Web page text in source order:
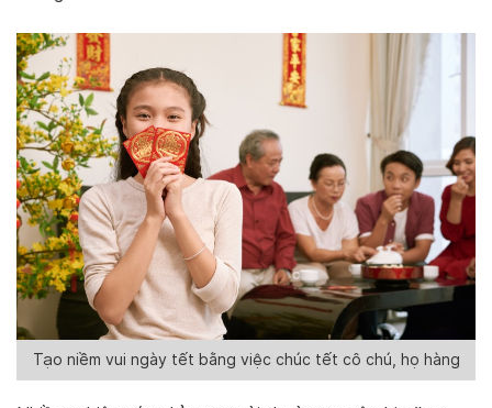
Tạo niềm vui ngày tết bằng việc chúc tết cô chú, họ hàng